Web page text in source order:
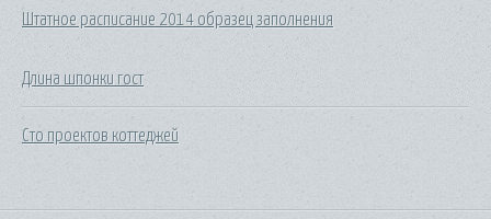
Штатное расписание 2014 образец заполнения
Длина шпонки гост
Сто проектов коттеджей